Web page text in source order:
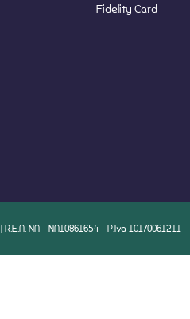
Fidelity Card
| R.E.A. NA - NA10861654 - P.Iva 10170061211